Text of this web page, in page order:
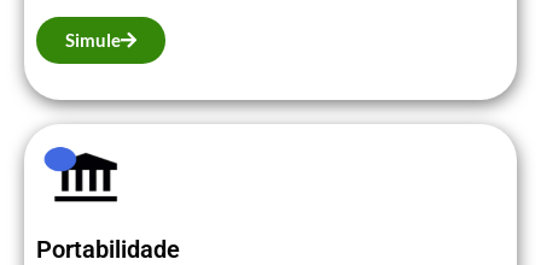
Simule
Portabilidade